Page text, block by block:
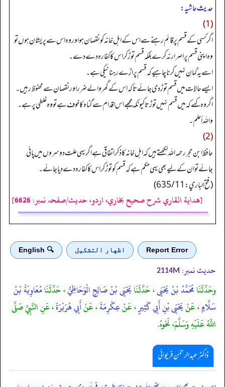
حدیث حاشیہ:
(1)
اگر کسی کے قسم پر قائم رہنے سے اس کے اہل خانہ کو نقصان ہو اور وہ اس سے پریشان ہوں تو
وہ اپنی قسم پر اصرار نہ کرے بلکہ قسم توڑ کر اس کا کفارہ دے دے۔
اسے یہ گمان نہیں کرنا چاہیے کہ قسم پر اڑے رہنا نیکی ہے۔
ایسے حالات میں قسم توڑ دی جائے تاکہ اس کے گھر والے ضرر اور نقصان سے محفوظ رہیں۔
اگر وہ کہے کہ میں قسم نہیں توڑتا کیونکہ مجھے اس اقدام سے گناہ کا خوف ہے تو وہ غلطی پر ہے۔
واللہ أعلم۔
(2)
حافظ ابن حجر رحمہ اللہ لکھتے ہیں کہ اہل خانہ کا ذکر اتفاقی ہے اگر یہی علت دوسروں میں پائی
جائے تو ان کے لیے بھی یہی حکم ہے کہ قسم کو توڑ کر اس کا کفارہ دے دیا جائے۔
(فتح الباري: 635/11)
[هداية القاري شرح صحيح بخاري، اردو، حدیث/صفحہ نمبر: 6626]
Report Error اظهار التشكيل 🔍 English
حدیث نمبر: 2114M
وحَدَّثَنَامُحَمَّدُ بْنُ يَحْيَى، حَدَّثَنَايَحْيَى بْنُ صَالِحٍ الْوَحَاظِيُّ، حَدَّثَنَامُعَاوِيَةُ بْنُ
سَلَّامٍ، عَنْيَحْيَى بْنِ أَبِي كَثِيرٍ، عَنْعِكْرِمَةَ، عَنْأَبِي هُرَيْرَةَ، عَنِ النَّبِيِّ صَلَّى
اللَّهُ عَلَيْهِ وَسَلَّمَ، نَحْوهُ.
ڈاکٹر عبدالرحمٰن فریوائی